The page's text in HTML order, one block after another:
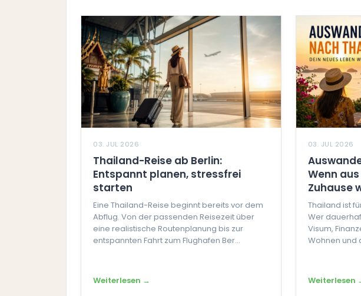
03. JUL 2026
Thailand-Reise ab Berlin:
Entspannt planen, stressfrei
starten
Eine Thailand-Reise beginnt bereits vor dem
Abflug. Von der passenden Reisezeit über
eine realistische Routenplanung bis zur
entspannten Fahrt zum Flughafen Ber...
Weiterlesen →
03. JUL 2026
Wenn
Zuhause
Thailand ist
Wer
Visum,
Wohnen und
Weiterlesen